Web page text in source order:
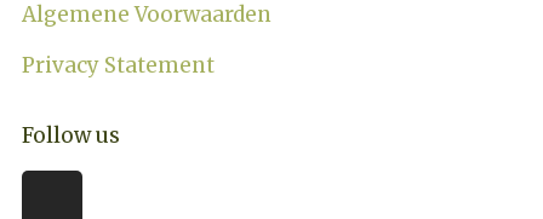
Algemene Voorwaarden
Privacy Statement
Follow us